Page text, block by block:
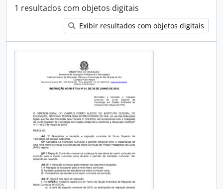
1 resultados com objetos digitais
Exibir resultados com objetos digitais